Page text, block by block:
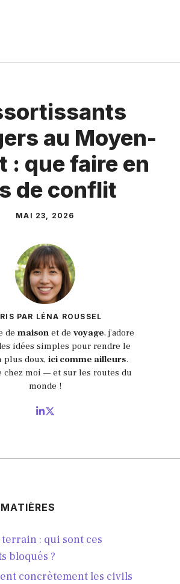
au Moyen-
: que faire en
de conflit
MAI 23, 2026
PAR LÉNA ROUSSEL
de maisonet de voyage, j’adore
idées simples pour rendre le
plus doux, ici comme ailleurs.
chez moi — et sur les routes du
monde !
: qui sont ces
bloqués ?
concrètement les civils